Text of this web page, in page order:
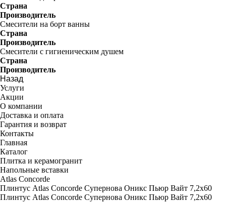
Страна
Производитель
Смесители на борт ванны
Страна
Производитель
Смесители с гигиеническим душем
Страна
Производитель
Назад
Услуги
Акции
О компании
Доставка и оплата
Гарантия и возврат
Контакты
Главная
Каталог
Плитка и керамогранит
Напольные вставки
Atlas Concorde
Плинтус Atlas Concorde Супернова Оникс Пьюр Вайт 7,2х60
Плинтус Atlas Concorde Супернова Оникс Пьюр Вайт 7,2х60